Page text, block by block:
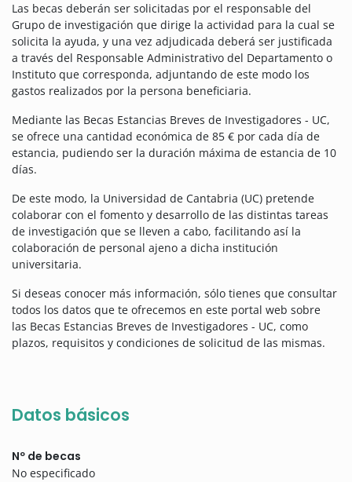
Las becas deberán ser solicitadas por el responsable del
Grupo de investigación que dirige la actividad para la cual se
solicita la ayuda, y una vez adjudicada deberá ser justificada
a través del Responsable Administrativo del Departamento o
Instituto que corresponda, adjuntando de este modo los
gastos realizados por la persona beneficiaria.
Mediante las Becas Estancias Breves de Investigadores - UC,
se ofrece una cantidad económica de 85 € por cada día de
estancia, pudiendo ser la duración máxima de estancia de 10
días.
De este modo, la Universidad de Cantabria (UC) pretende
colaborar con el fomento y desarrollo de las distintas tareas
de investigación que se lleven a cabo, facilitando así la
colaboración de personal ajeno a dicha institución
universitaria.
Si deseas conocer más información, sólo tienes que consultar
todos los datos que te ofrecemos en este portal web sobre
las Becas Estancias Breves de Investigadores - UC, como
plazos, requisitos y condiciones de solicitud de las mismas.
Datos básicos
Nº de becas
No especificado